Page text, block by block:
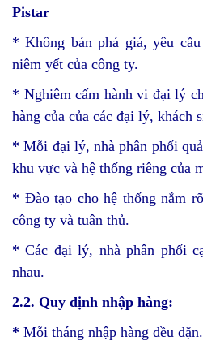
Pistar
* Không bán phá giá, yêu
niêm yết của công ty.
* Nghiêm cấm hành vi đại lý
hàng của của các đại lý, khách
* Mỗi đại lý, nhà phân phối
khu vực và hệ thống riêng của
* Đào tạo cho hệ thống nắm
công ty và tuân thủ.
* Các đại lý, nhà phân phối
nhau.
2.2. Quy định nhập hàng:
* Mỗi tháng nhập hàng đều đặn.